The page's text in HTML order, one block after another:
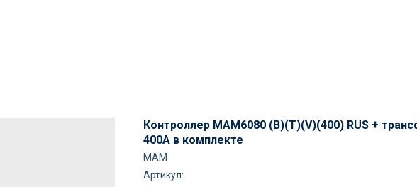
Контроллер MAM6080 (B)(Т)(V)(400) RUS +
400А в комплекте
MAM
Артикул: